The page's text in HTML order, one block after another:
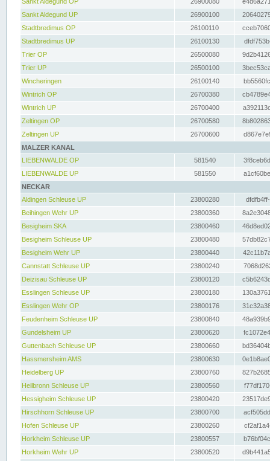
Sankt Aldegund UP
26900100
Stadtbredimus OP
26100110
Stadtbredimus UP
26100130
Trier OP
26500080
Trier UP
26500100
Wincheringen
26100140
Wintrich OP
26700380
Wintrich UP
26700400
Zeltingen OP
26700580
Zeltingen UP
26700600
MALZER KANAL
LIEBENWALDE OP
581540
LIEBENWALDE UP
581550
NECKAR
Aldingen Schleuse UP
23800280
Beihingen Wehr UP
23800360
Besigheim SKA
23800460
Besigheim Schleuse UP
23800480
Besigheim Wehr UP
23800440
Cannstatt Schleuse UP
23800240
Deizisau Schleuse UP
23800120
Esslingen Schleuse UP
23800180
Esslingen Wehr OP
23800176
Feudenheim Schleuse UP
23800840
Gundelsheim UP
23800620
Guttenbach Schleuse UP
23800660
Hassmersheim AMS
23800630
Heidelberg UP
23800760
Heilbronn Schleuse UP
23800560
Hessigheim Schleuse UP
23800420
Hirschhorn Schleuse UP
23800700
Hofen Schleuse UP
23800260
Horkheim Schleuse UP
23800557
Horkheim Wehr UP
23800520